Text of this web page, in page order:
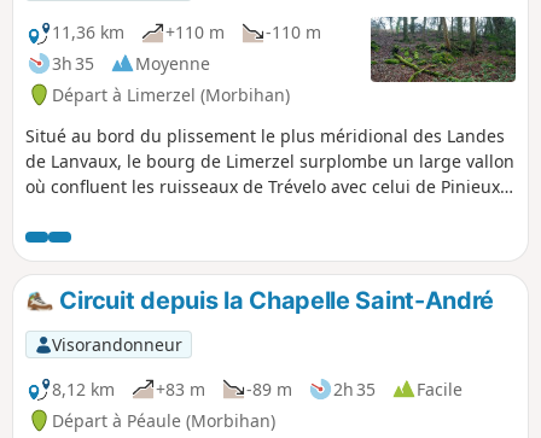
11,36 km
+110 m
-110 m
3h 35
Moyenne
Départ à Limerzel (Morbihan)
Situé au bord du plissement le plus méridional des Landes
de Lanvaux, le bourg de Limerzel surplombe un large vallon
où confluent les ruisseaux de Trévelo avec celui de Pinieux.
il serpente, en aval de la Chapelle Saint-Clair. Le circuit
proposé permet de découvrir un coin de campagne très
préservé et de nombreux éléments du patrimoine rural.
Circuit depuis la Chapelle Saint-André
Visorandonneur
8,12 km
+83 m -89 m 2h 35
Facile
Départ à Péaule (Morbihan)